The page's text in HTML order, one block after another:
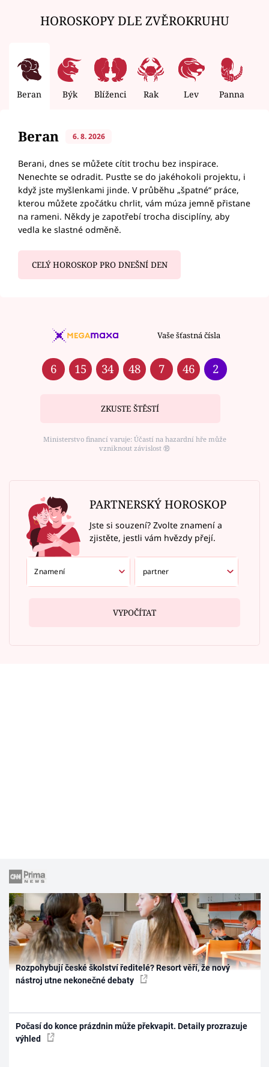
HOROSKOPY DLE ZVĚROKRUHU
Beran Býk Blíženci Rak Lev Panna
Beran 6. 8. 2026
Berani, dnes se můžete cítit trochu bez inspirace.
Nenechte se odradit. Pusťte se do jakéhokoli projektu, i
když jste myšlenkami jinde. V průběhu „špatné“ práce,
kterou můžete zpočátku chrlit, vám múza jemně přistane
na rameni. Někdy je zapotřebí trocha disciplíny, aby
vedla ke slastné odměně.
CELÝ HOROSKOP PRO DNEŠNÍ DEN
Vaše šťastná čísla
6 15 34 48 7 46 2
ZKUSTE ŠTĚSTÍ
Ministerstvo financí varuje: Účastí na hazardní hře může
vzniknout závislost ⑱
PARTNERSKÝ HOROSKOP
Jste si souzení? Zvolte znamení a
zjistěte, jestli vám hvězdy přejí.
VYPOČÍTAT
Rozpohybují české školství ředitelé? Resort věří, že nový
nástroj utne nekonečné debaty
Počasí do konce prázdnin může překvapit. Detaily prozrazuje
výhled